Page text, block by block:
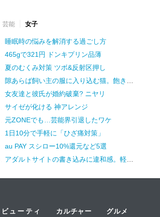
芸能 女子
睡眠時の悩みを解消する過ごし方
465gで321円 ドンキプリン品薄
夏のむくみ対策 ツボ&反射区押し
隙あらば飼い主の服に入り込む猫。飽きないのかなと動きを見ていると
女友達と彼氏が婚約破棄? ニヤリ
サイゼが化ける 神アレンジ
元ZONEでも…芸能界引退したワケ
1日10分で手軽に「ひざ痛対策」
au PAY スシロー10%還元など5選
アダルトサイトの書き込みに違和感。軽い気持ちでコメントしてみると…／近畿地方のある場所について（1）
ューティ カルチャー グルメ